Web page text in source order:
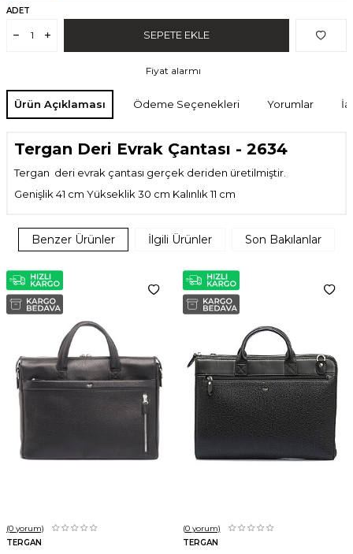
ADET
SEPETE EKLE
Fiyat alarmı
Ürün Açıklaması Ödeme Seçenekleri Yorumlar
Tergan Deri Evrak Çantası - 2634
Tergan deri evrak çantası gerçek deriden üretilmiştir.
Genişlik 41 cm Yükseklik 30 cm Kalınlık 11 cm
Benzer Ürünler İlgili Ürünler Son Bakılanlar
(0 yorum)
TERGAN
(0 yorum)
TERGAN